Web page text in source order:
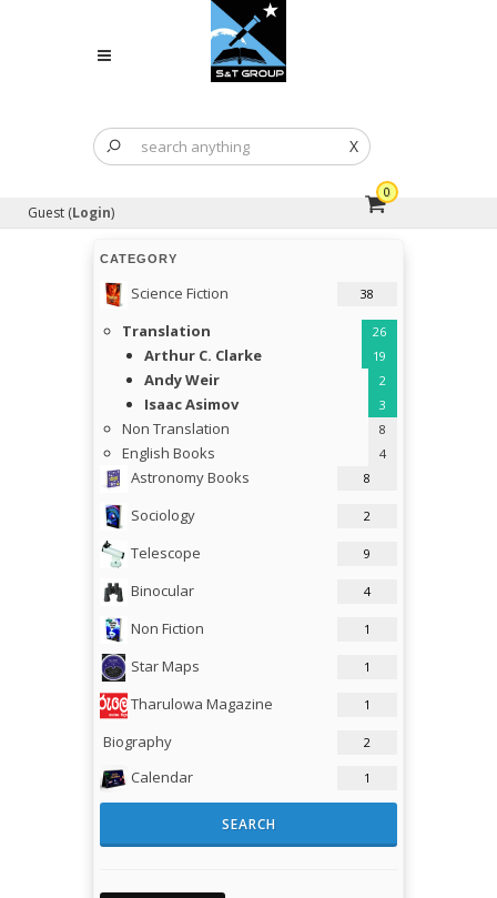
X
0
Guest (Login)
CATEGORY
Science Fiction
Translation
26
Arthur C. Clarke 19
Andy Weir 2
Isaac Asimov 3
Non Translation 8
English Books 4
38
Astronomy Books 8
Sociology 2
Telescope 9
Binocular 4
Non Fiction 1
Star Maps 1
Tharulowa Magazine 1
Biography 2
Calendar 1
SEARCH